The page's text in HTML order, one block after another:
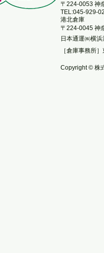
〒224-0053 神
TEL:045-929-
港北倉庫
〒224-0045 神
日本通運㈱横
［倉庫事務所
Copyright © 株